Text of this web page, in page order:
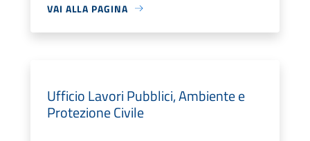
VAI ALLA PAGINA
Ufficio Lavori Pubblici, Ambiente e
Protezione Civile